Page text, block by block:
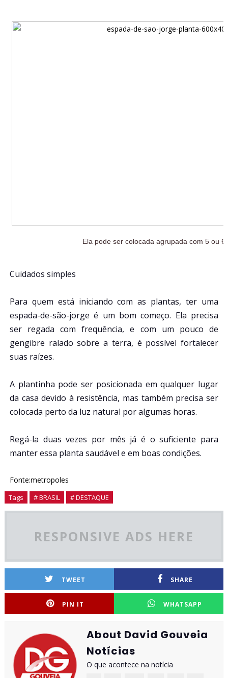
Ela pode ser colocada agrupada com 5 ou 6
Cuidados simples
Para quem está iniciando com as plantas, ter uma
espada-de-são-jorge é um bom começo. Ela precisa
ser regada com frequência, e com um pouco de
gengibre ralado sobre a terra, é possível fortalecer
suas raízes.
A plantinha pode ser posicionada em qualquer lugar
da casa devido à resistência, mas também precisa ser
colocada perto da luz natural por algumas horas.
Regá-la duas vezes por mês já é o suficiente para
manter essa planta saudável e em boas condições.
Fonte:metropoles
Tags # BRASIL # DESTAQUE
RESPONSIVE ADS HERE
TWEET SHARE
PIN IT WHATSAPP
About David Gouveia
Notícias
O que acontece na notícia